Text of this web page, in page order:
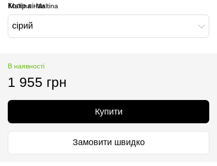
Колір лінзи
сірий
В наявності
1 955 грн
Купити
Замовити швидко